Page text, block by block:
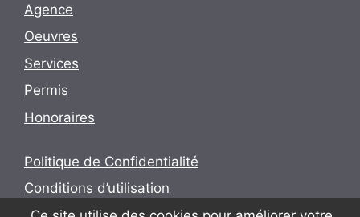
Agence
Oeuvres
Services
Permis
Honoraires
Politique de Confidentialité
Conditions d’utilisation